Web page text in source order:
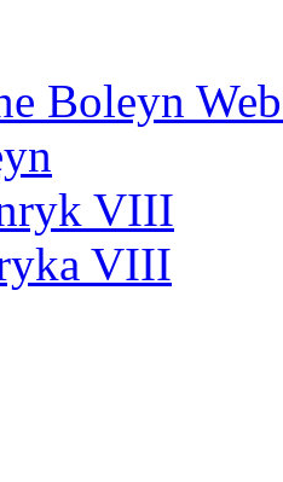
Boleyn
VIII
VIII